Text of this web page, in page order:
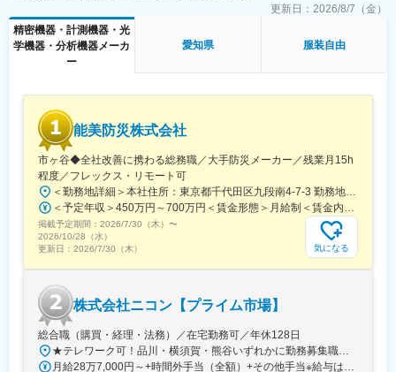
更新日： 2026/8/7（金）
精密機器・計測機器・光
学機器・分析機器メーカ
ー
愛知県 服装自由
能美防災株式会社
市ヶ谷◆全社改善に携わる総務職／大手防災メーカー／残業月15h
程度／フレックス・リモート可
掲載予定期間： 2026/7/30（木） 〜
2026/10/28（水）
更新日： 2026/7/30（木） 気になる
株式会社ニコン【プライム市場】
総合職（購買・経理・法務）／在宅勤務可／年休128日